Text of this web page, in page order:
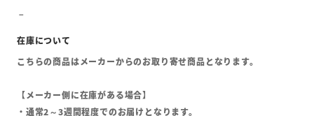
こちらの商品はメーカーからのお取り寄せ商品となります。
【メーカー側に在庫がある場合】
・通常2～3週間程度でのお届けとなります。